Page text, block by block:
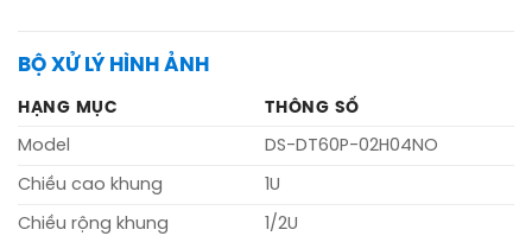
BỘ XỬ LÝ HÌNH ẢNH
HẠNG MỤC
THÔNG SỐ
Model
DS-DT60P-02H04NO
Chiều cao khung 1U
Chiều rộng khung 1/2U